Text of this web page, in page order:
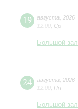
19 августа
2026
12:00 Ср
Большой зал
24 августа
2026
12:00 Пн
Большой зал